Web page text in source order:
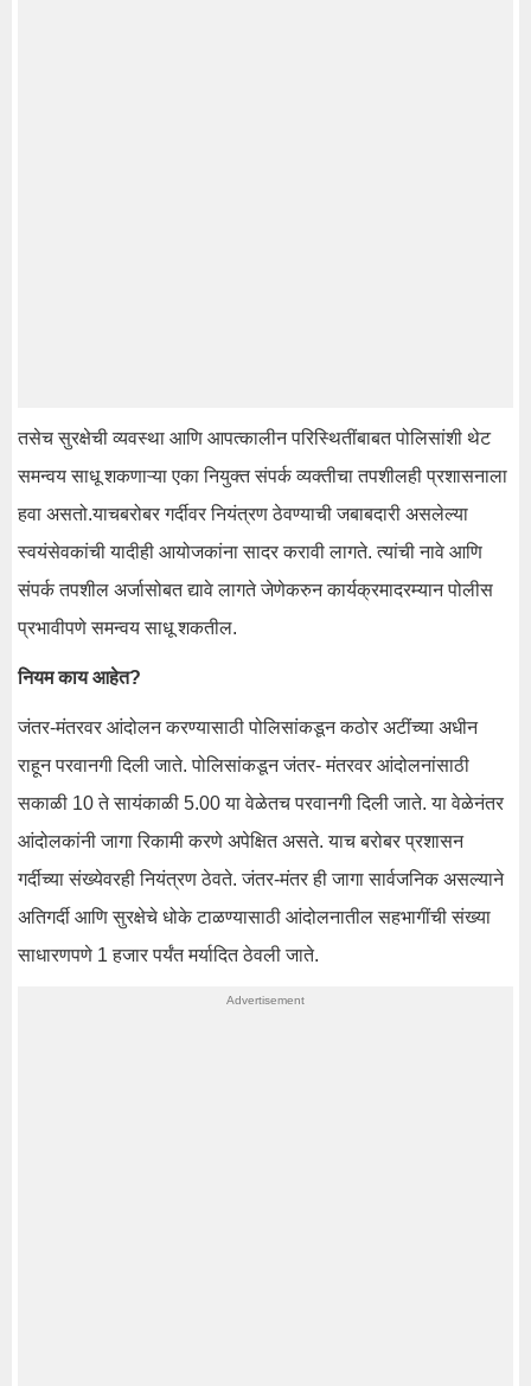
तसेच सुरक्षेची व्यवस्था आणि आपत्कालीन परिस्थितींबाबत पोलिसांशी थेट
समन्वय साधू शकणाऱ्या एका नियुक्त संपर्क व्यक्तीचा तपशीलही प्रशासनाला
हवा असतो.याचबरोबर गर्दीवर नियंत्रण ठेवण्याची जबाबदारी असलेल्या
स्वयंसेवकांची यादीही आयोजकांना सादर करावी लागते. त्यांची नावे आणि
संपर्क तपशील अर्जासोबत द्यावे लागते जेणेकरुन कार्यक्रमादरम्यान पोलीस
प्रभावीपणे समन्वय साधू शकतील.
नियम काय आहेत?
जंतर-मंतरवर आंदोलन करण्यासाठी पोलिसांकडून कठोर अटींच्या अधीन
राहून परवानगी दिली जाते. पोलिसांकडून जंतर- मंतरवर आंदोलनांसाठी
सकाळी 10 ते सायंकाळी 5.00 या वेळेतच परवानगी दिली जाते. या वेळेनंतर
आंदोलकांनी जागा रिकामी करणे अपेक्षित असते. याच बरोबर प्रशासन
गर्दीच्या संख्येवरही नियंत्रण ठेवते. जंतर-मंतर ही जागा सार्वजनिक असल्याने
अतिगर्दी आणि सुरक्षेचे धोके टाळण्यासाठी आंदोलनातील सहभागींची संख्या
साधारणपणे 1 हजार पर्यंत मर्यादित ठेवली जाते.